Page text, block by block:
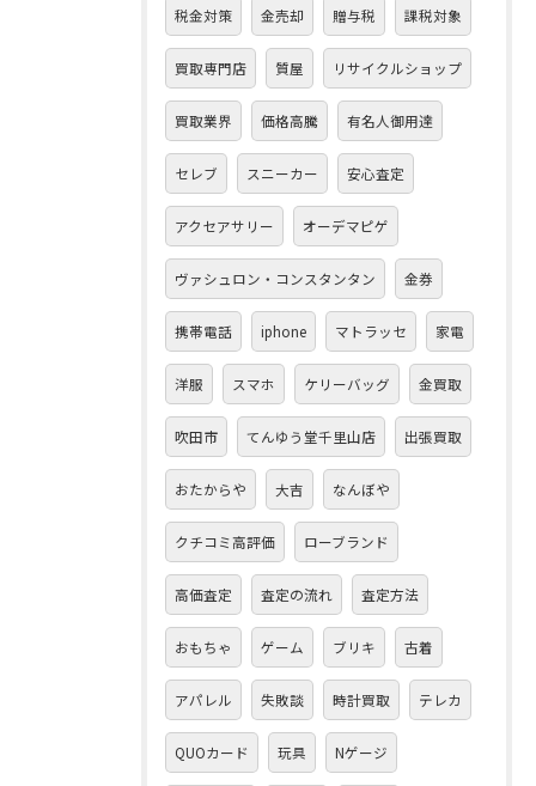
税金対策 金売却 贈与税 課税対象
買取専門店 質屋 リサイクルショップ
買取業界 価格高騰 有名人御用達
セレブ スニーカー 安心査定
アクセアサリー オーデマピゲ
ヴァシュロン・コンスタンタン 金券
携帯電話 iphone マトラッセ 家電
洋服 スマホ ケリーバッグ 金買取
吹田市 てんゆう堂千里山店 出張買取
おたからや 大吉 なんぼや
クチコミ高評価 ローブランド
高価査定 査定の流れ 査定方法
おもちゃ ゲーム ブリキ 古着
アパレル 失敗談 時計買取 テレカ
QUOカード 玩具 Nゲージ